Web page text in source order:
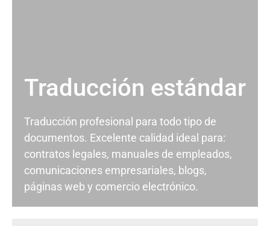
Traducción estándar
Traducción profesional para todo tipo de
documentos. Excelente calidad ideal para:
contratos legales, manuales de empleados,
comunicaciones empresariales, blogs,
páginas web y comercio electrónico.